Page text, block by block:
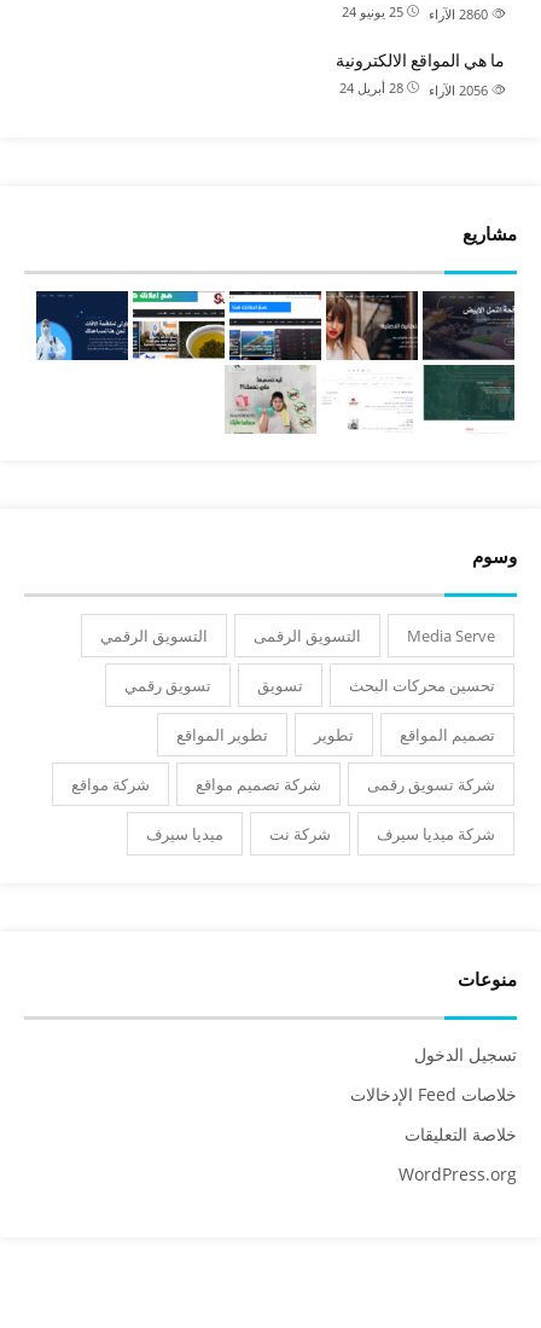
25 يونيو 24 الآراء
ما هي المواقع الالكترونية
28 أبريل 24 الآراء
مشاريع
وسوم
Media Serve التسويق الرقمى التسويق الرقمي
تحسين محركات البحث تسويق تسويق رقمي
تصميم المواقع تطوير تطوير المواقع
شركة تسويق رقمى شركة تصميم مواقع شركة مواقع
شركة ميديا سيرف شركة نت ميديا سيرف
منوعات
تسجيل الدخول
خلاصات Feed الإدخالات
خلاصة التعليقات
WordPress.org